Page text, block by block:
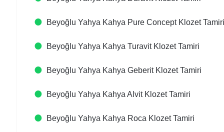
Beyoğlu Yahya Kahya Pure Concept Klozet Tamiri
Beyoğlu Yahya Kahya Turavit Klozet Tamiri
Beyoğlu Yahya Kahya Geberit Klozet Tamiri
Beyoğlu Yahya Kahya Alvit Klozet Tamiri
Beyoğlu Yahya Kahya Roca Klozet Tamiri